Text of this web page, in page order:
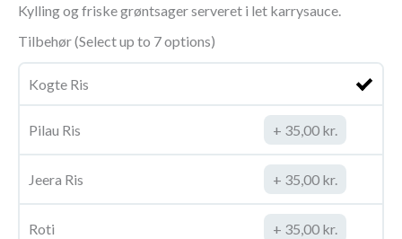
Kylling og friske grøntsager serveret i let karrysauce.
Tilbehør (Select up to 7 options)
Kogte Ris
Pilau Ris 35,00 kr.
Jeera Ris 35,00 kr.
Roti 35,00 kr.